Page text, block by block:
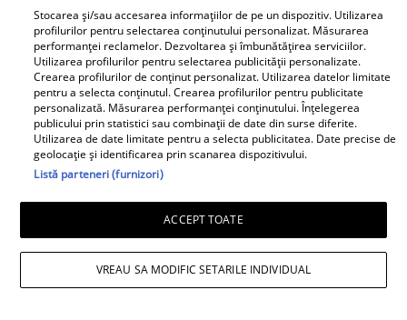
Retete
iaurt și usturoi – rețeta
perfectă pentru vară
roșu - desertul verii
pentru toată familia
Stocarea și/sau accesarea informațiilor de pe un dispozitiv. Utilizarea
profilurilor pentru selectarea conținutului personalizat. Măsurarea
performanței reclamelor. Dezvoltarea și îmbunătățirea serviciilor.
Utilizarea profilurilor pentru selectarea publicității personalizate.
Crearea profilurilor de conținut personalizat. Utilizarea datelor limitate
pentru a selecta conținutul. Crearea profilurilor pentru publicitate
personalizată. Măsurarea performanței conținutului. Înțelegerea
publicului prin statistici sau combinații de date din surse diferite.
Utilizarea de date limitate pentru a selecta publicitatea. Date precise de
geolocație și identificarea prin scanarea dispozitivului.
Listă parteneri (furnizori)
ACCEPT TOATE
VREAU SA MODIFIC SETARILE INDIVIDUAL